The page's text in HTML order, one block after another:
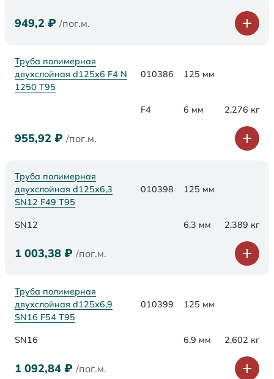
949,2 ₽ /пог.м.
Труба полимерная
двухслойная d125x6 F4 N
1250 Т95
010386 125 мм
F4 6 мм 2,276 кг
955,92 ₽ /пог.м.
Труба полимерная
двухслойная d125х6,3
SN12 F49 Т95
010398 125 мм
SN12 6,3 мм 2,389 кг
1 003,38 ₽ /пог.м.
Труба полимерная
двухслойная d125х6,9
SN16 F54 Т95
010399 125 мм
SN16 6,9 мм 2,602 кг
1 092,84 ₽ /пог.м.